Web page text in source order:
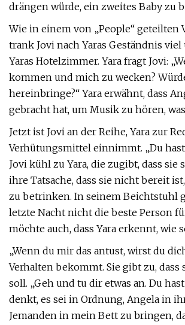
drängen würde, ein zweites Baby zu
Wie in einem von „People“ geteilten
trank Jovi nach Yaras Geständnis
Yaras Hotelzimmer. Yara fragt Jovi:
kommen und mich zu wecken?
hereinbringe?“ Yara erwähnt, dass
gebracht hat, um Musik zu hören,
Jetzt ist Jovi an der Reihe, Yara zur
Verhütungsmittel einnimmt. „Du
Jovi kühl zu Yara, die zugibt, dass sie
ihre Tatsache, dass sie nicht bereit
zu betrinken. In seinem Beichtstuhl
letzte Nacht nicht die beste Person
möchte auch, dass Yara erkennt, wie
„Wenn du mir das antust, wirst du
Verhalten bekommt. Sie gibt zu, dass
soll. „Geh und tu dir etwas an. Du
denkt, es sei in Ordnung, Angela in
Jemanden in mein Bett zu bringen,